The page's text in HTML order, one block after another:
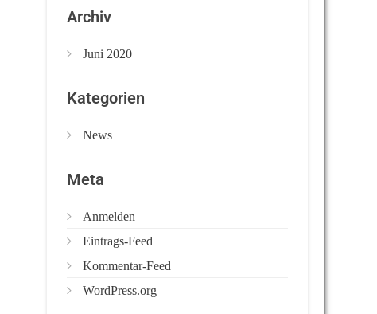
Archiv
Juni 2020
Kategorien
News
Meta
Anmelden
Eintrags-Feed
Kommentar-Feed
WordPress.org